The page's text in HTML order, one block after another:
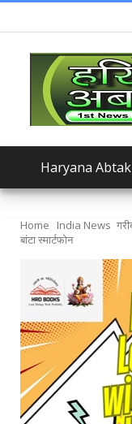
Haryana Abtak
Home India News
बांटा स्मार्टफोन